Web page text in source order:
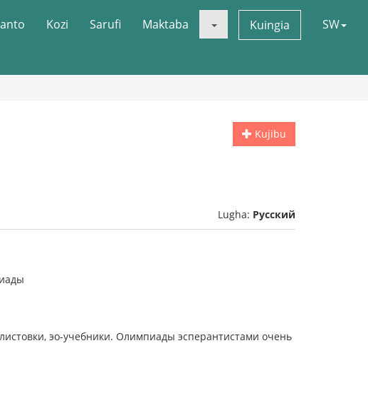
Kozi Sarufi Maktaba Kuingia SW
Kujibu
Lugha: Русский
эо-учебники. Олимпиады эсперантистами очень